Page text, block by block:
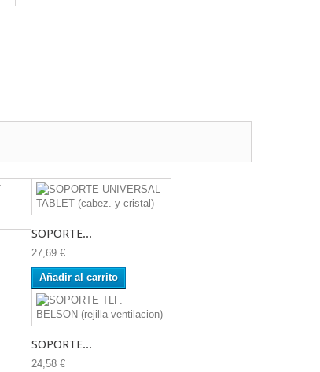
SOPORTE...
27,69 €
Añadir al carrito
SOPORTE...
24,58 €